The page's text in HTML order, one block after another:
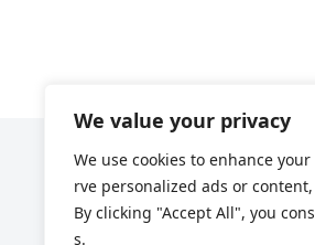
We value your privacy
We use cookies to enhance
rve personalized ads or
By clicking "Accept All", you
s.